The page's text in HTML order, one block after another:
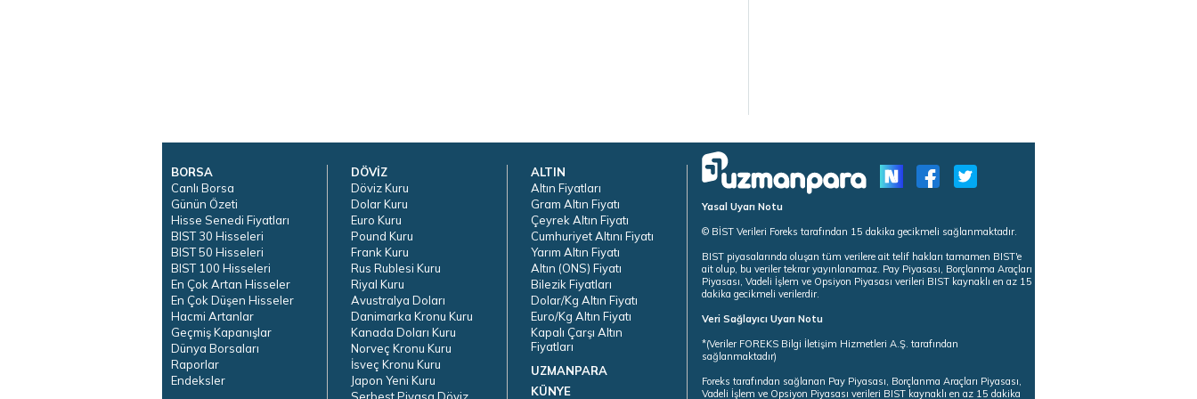
BORSA
Canlı Borsa
Günün Özeti
Hisse Senedi Fiyatları
BIST 30 Hisseleri
BIST 50 Hisseleri
BIST 100 Hisseleri
En Çok Artan Hisseler
En Çok Düşen Hisseler
Hacmi Artanlar
Geçmiş Kapanışlar
Dünya Borsaları
Raporlar
Endeksler
DÖVİZ
Döviz Kuru
Dolar Kuru
Euro Kuru
Pound Kuru
Frank Kuru
Rus Rublesi Kuru
Riyal Kuru
Avustralya Doları
Danimarka Kronu Kuru
Kanada Doları Kuru
Norveç Kronu Kuru
İsveç Kronu Kuru
Japon Yeni Kuru
Serbest Piyasa Döviz
ALTIN
Altın Fiyatları
Gram Altın Fiyatı
Çeyrek Altın Fiyatı
Cumhuriyet Altını Fiyatı
Yarım Altın Fiyatı
Altın (ONS) Fiyatı
Bilezik Fiyatları
Dolar/Kg Altın Fiyatı
Euro/Kg Altın Fiyatı
Kapalı Çarşı Altın
Fiyatları
UZMANPARA
KÜNYE
Yasal Uyarı Notu
© BİST Verileri Foreks tarafından 15 dakika gecikmeli sağlanmaktadır.
BIST piyasalarında oluşan tüm verilere ait telif hakları tamamen BIST'e
ait olup, bu veriler tekrar yayınlanamaz. Pay Piyasası, Borçlanma Araçları
Piyasası, Vadeli İşlem ve Opsiyon Piyasası verileri BIST kaynaklı en az 15
dakika gecikmeli verilerdir.
Veri Sağlayıcı Uyarı Notu
*(Veriler FOREKS Bilgi İletişim Hizmetleri A.Ş. tarafından
sağlanmaktadır)
Foreks tarafından sağlanan Pay Piyasası, Borçlanma Araçları Piyasası,
Vadeli İşlem ve Opsiyon Piyasası verileri BIST kaynaklı en az 15 dakika